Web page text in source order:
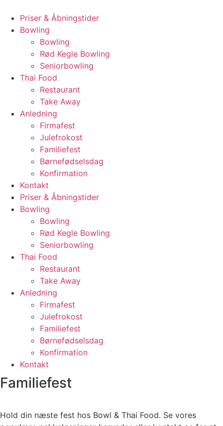
Priser & Åbningstider
Bowling
Bowling
Rød Kegle Bowling
Seniorbowling
Thai Food
Restaurant
Take Away
Anledning
Firmafest
Julefrokost
Familiefest
Børnefødselsdag
Konfirmation
Kontakt
Priser & Åbningstider
Bowling
Bowling
Rød Kegle Bowling
Seniorbowling
Thai Food
Restaurant
Take Away
Anledning
Firmafest
Julefrokost
Familiefest
Børnefødselsdag
Konfirmation
Kontakt
Familiefest
Hold din næste fest hos Bowl & Thai Food. Se vores